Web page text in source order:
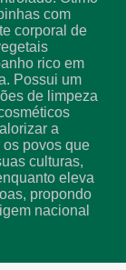
com
corporal de
rico em
Possui um
de limpeza
a
povos que
culturas,
eleva
propondo
nacional